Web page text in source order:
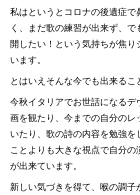
私はというとコロナの後遺症で
く、まだ歌の練習が出来ず、
開したい！という気持ちが焦り
います。
とはいえそんな今でも出来るこ
今秋イタリアでお世話になるデ
画を観たり、今までの自分のレ
いたり、歌の詩の内容を勉強
ことよりも大きな視点で自分の
が出来ています。
新しい気づきを得て、喉の調子